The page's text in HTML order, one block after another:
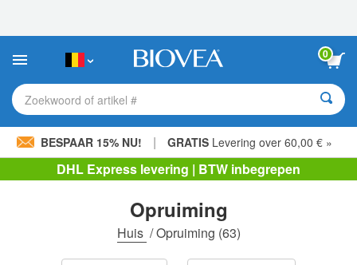
Deze
bevat
toegankelijkheidssysteem.
0
Zoekwoord of artikel #
BESPAAR 15% NU! | GRATIS Levering over 60,00 € »
DHL Express levering | BTW inbegrepen
Opruiming
Huis /Opruiming (63)